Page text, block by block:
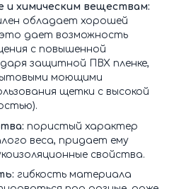
и химическим веществам:
обладает хорошей
дает возможность
с повышенной
защитной ПВХ пленке,
моющими
щетки с высокой
пористый характер
веса, придает ему
свойства.
гибкость материала